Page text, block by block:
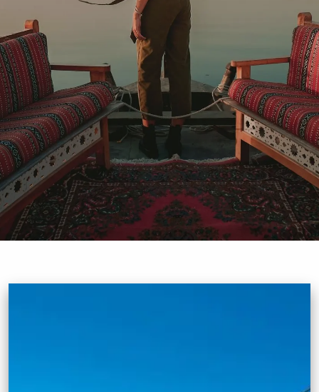
🇨🇿 Události